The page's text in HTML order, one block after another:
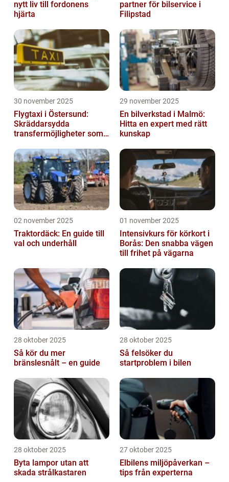
nytt liv till fordonens
hjärta
partner för bilservice i
Filipstad
30 november 2025
Flygtaxi i Östersund:
Skräddarsydda
transfermöjligheter som
29 november 2025
En bilverkstad i Malmö:
Hitta en expert med rätt
kunskap
02 november 2025
Traktordäck: En guide till
val och underhåll
01 november 2025
Intensivkurs för körkort i
Borås: Den snabba vägen
till frihet på vägarna
28 oktober 2025
Så kör du mer
bränslesnålt – en guide
28 oktober 2025
Så felsöker du
startproblem i bilen
28 oktober 2025
Byta lampor utan att
skada strålkastaren
27 oktober 2025
Elbilens miljöpåverkan –
tips från experterna